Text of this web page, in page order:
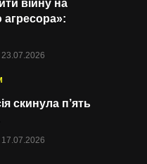
війну на
агресора»:
23.07.2026
скинула п’ять
17.07.2026